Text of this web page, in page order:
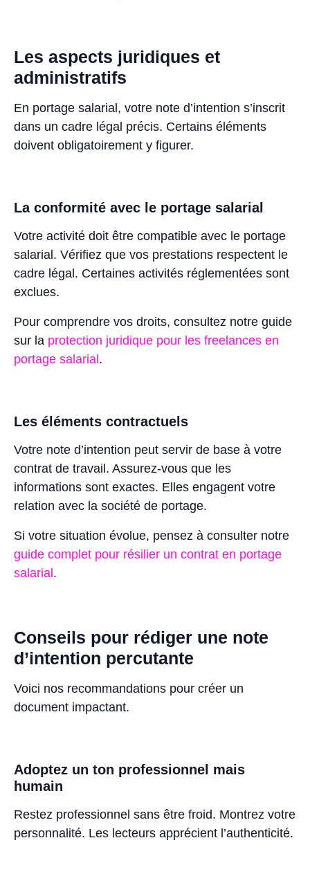
Les aspects juridiques et
administratifs
En portage salarial, votre note d’intention s’inscrit
dans un cadre légal précis. Certains éléments
doivent obligatoirement y figurer.
La conformité avec le portage salarial
Votre activité doit être compatible avec le portage
salarial. Vérifiez que vos prestations respectent le
cadre légal. Certaines activités réglementées sont
exclues.
Pour comprendre vos droits, consultez notre guide
sur la protection juridique pour les freelances en
portage salarial.
Les éléments contractuels
Votre note d’intention peut servir de base à votre
contrat de travail. Assurez-vous que les
informations sont exactes. Elles engagent votre
relation avec la société de portage.
Si votre situation évolue, pensez à consulter notre
guide complet pour résilier un contrat en portage
salarial.
Conseils pour rédiger une note
d’intention percutante
Voici nos recommandations pour créer un
document impactant.
Adoptez un ton professionnel mais
humain
Restez professionnel sans être froid. Montrez votre
personnalité. Les lecteurs apprécient l’authenticité.